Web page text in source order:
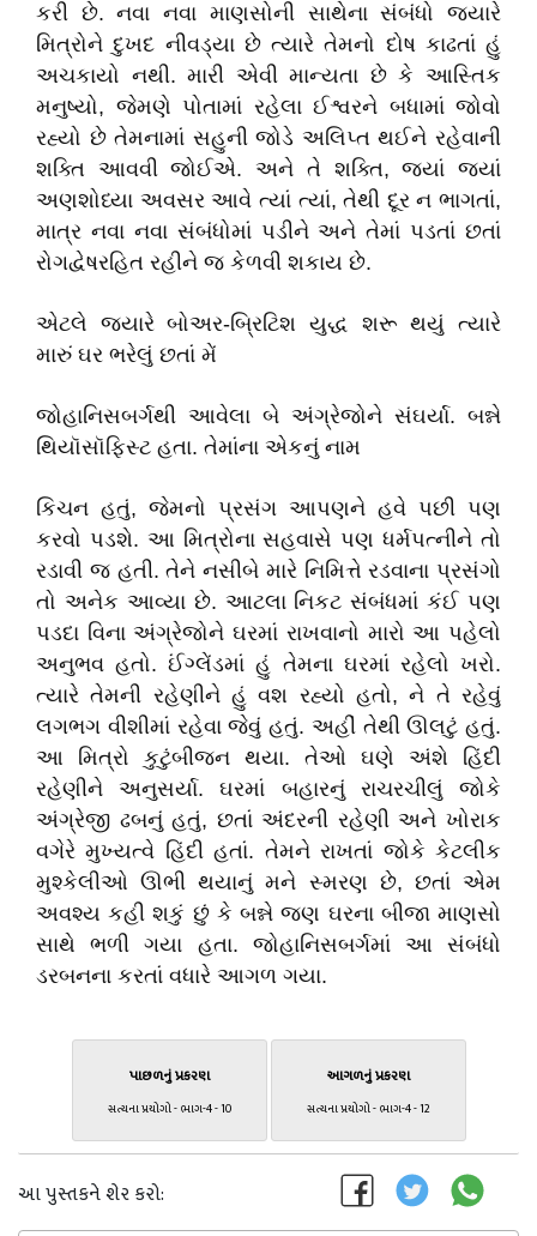
કરી છે. નવા નવા માણસોની સાથેના સંબંધો જ્યારે
મિત્રોને દુખદ નીવડ્યા છે ત્યારે તેમનો દોષ કાઢતાં હું
અચકાયો નથી. મારી એવી માન્યતા છે કે આસ્તિક
મનુષ્યો, જેમણે પોતામાં રહેલા ઈશ્વરને બધામાં જોવો
રહ્યો છે તેમનામાં સહુની જોડે અલિપ્ત થઈને રહેવાની
શક્તિ આવવી જોઈએ. અને તે શક્તિ, જ્યાં જ્યાં
અણશોધ્યા અવસર આવે ત્યાં ત્યાં, તેથી દૂર ન ભાગતાં,
માત્ર નવા નવા સંબંધોમાં પડીને અને તેમાં પડતાં છતાં
રોગદ્વેષરહિત રહીને જ કેળવી શકાય છે.
એટલે જ્યારે બોઅર-બ્રિટિશ યુદ્ધ શરૂ થયું ત્યારે
મારું ઘર ભરેલું છતાં મેં
જોહાનિસબર્ગથી આવેલા બે અંગ્રેજોને સંઘર્યા. બન્ને
થિયૉસૉફિસ્ટ હતા. તેમાંના એકનું નામ
કિચન હતું, જેમનો પ્રસંગ આપણને હવે પછી પણ
કરવો પડશે. આ મિત્રોના સહવાસે પણ ધર્મપત્નીને તો
રડાવી જ હતી. તેને નસીબે મારે નિમિત્તે રડવાના પ્રસંગો
તો અનેક આવ્યા છે. આટલા નિકટ સંબંધમાં કંઈ પણ
પડદા વિના અંગ્રેજોને ઘરમાં રાખવાનો મારો આ પહેલો
અનુભવ હતો. ઈંગ્લેંડમાં હું તેમના ઘરમાં રહેલો ખરો.
ત્યારે તેમની રહેણીને હું વશ રહ્યો હતો, ને તે રહેવું
લગભગ વીશીમાં રહેવા જેવું હતું. અહીં તેથી ઊલટું હતું.
આ મિત્રો કુટુંબીજન થયા. તેઓ ઘણે અંશે હિંદી
રહેણીને અનુસર્યા. ઘરમાં બહારનું રાચરચીલું જોકે
અંગ્રેજી ઢબનું હતું, છતાં અંદરની રહેણી અને ખોરાક
વગેરે મુખ્યત્વે હિંદી હતાં. તેમને રાખતાં જોકે કેટલીક
મુશ્કેલીઓ ઊભી થયાનું મને સ્મરણ છે, છતાં એમ
અવશ્ય કહી શકું છું કે બન્ને જણ ઘરના બીજા માણસો
સાથે ભળી ગયા હતા. જોહાનિસબર્ગમાં આ સંબંધો
ડરબનના કરતાં વધારે આગળ ગયા.
પાછળનું પ્રકરણ
સત્યના પ્રયોગો - ભાગ-4 - 10
આગળનું પ્રકરણ
સત્યના પ્રયોગો - ભાગ-4 - 12
આ પુસ્તકને શેર કરો: